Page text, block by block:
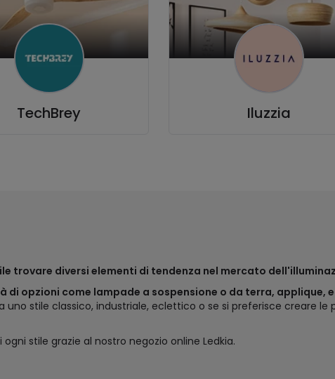
TechBrey Iluzzia
trovare diversi elementi di tendenza nel mercato
di opzioni come lampade a sospensione o da terra, applique,
stile classico, industriale, eclettico o se si preferisce creare
stile grazie al nostro negozio online Ledkia.